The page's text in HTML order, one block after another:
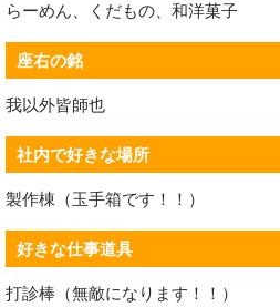
らーめん、くだもの、和洋菓子
座右の銘
我以外皆師也
社内で好きな場所
製作棟（玉手箱です！！）
好きな仕事道具
打診棒（無敵になります！！）